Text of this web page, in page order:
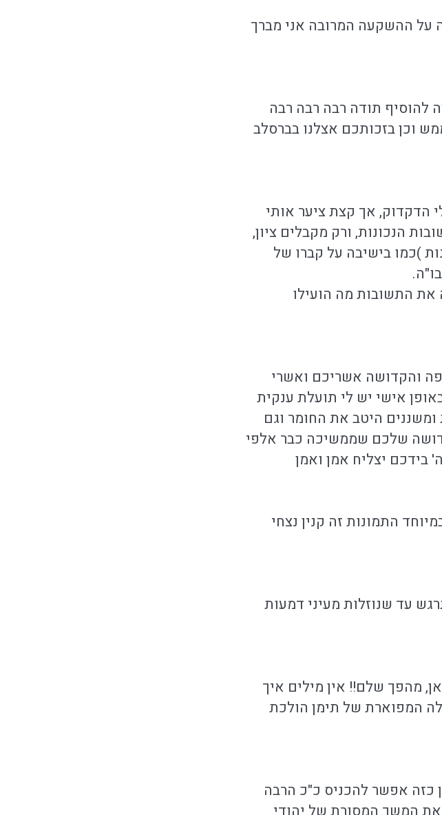
על ההשקעה המרובה אני מברך
להוסיף תודה רבה רבה רבה
וכן בזכותכם אצלנו בברסלב
הדקדוק, אך קצת ציער אותי
הנכונות, ורק מקבלים ציון,
)כמו בישיבה על קברו של
התשובות מה הועילו
והקדושה אשריכם ואשרי
אישי יש לי תועלת ענקית
היטב את החומר וגם
שלכם שממשיכה כבר אלפי
בידכם יצליח אמן ואמן
התמונות זה קנין נצחי
עד שנוזלות מעיני דמעות
מהפך שלם!! אין מילים איך
המפוארת של תימן הולכת
כזה אפשר להכניס כ"כ הרבה